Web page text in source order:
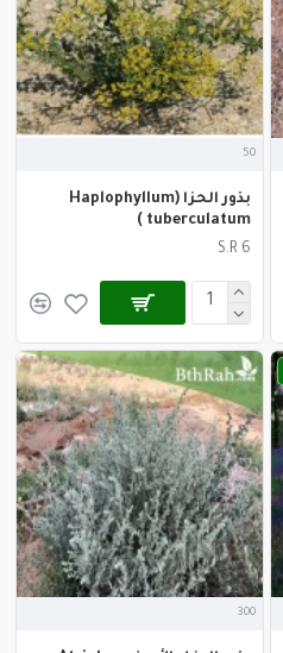
50
بذور الحزا (Haplophyllum
tuberculatum )
S.R 6
300